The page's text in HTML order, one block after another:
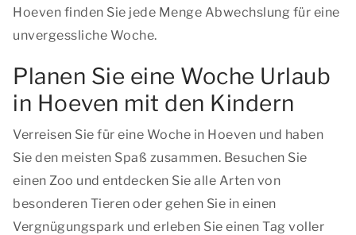
Hoeven finden Sie jede Menge Abwechslung für eine
unvergessliche Woche.
Planen Sie eine Woche Urlaub
in Hoeven mit den Kindern
Verreisen Sie für eine Woche in Hoeven und haben
Sie den meisten Spaß zusammen. Besuchen Sie
einen Zoo und entdecken Sie alle Arten von
besonderen Tieren oder gehen Sie in einen
Vergnügungspark und erleben Sie einen Tag voller